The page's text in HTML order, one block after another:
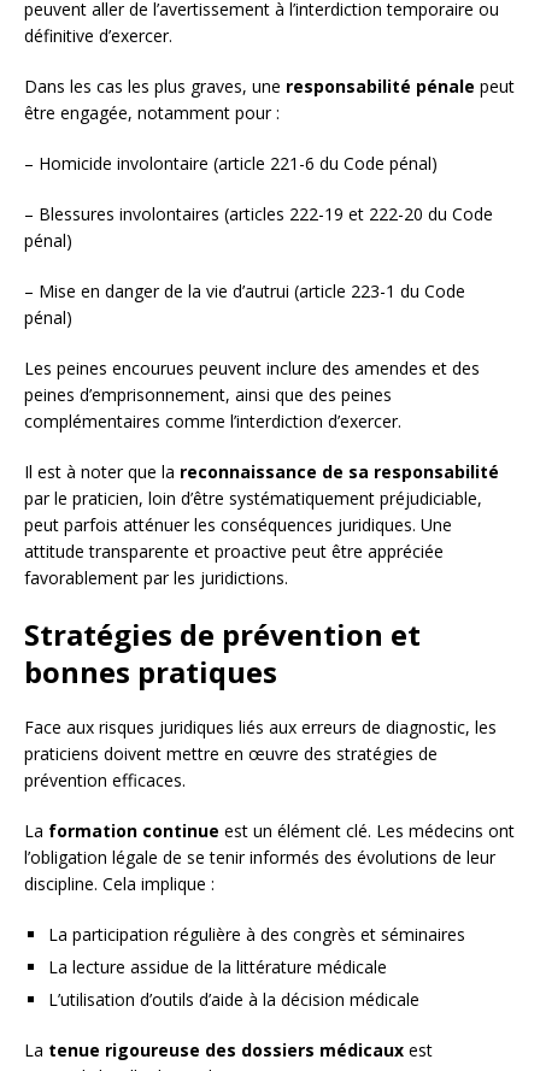
peuvent aller de l’avertissement à l’interdiction temporaire ou
définitive d’exercer.
Dans les cas les plus graves, une responsabilité pénale peut
être engagée, notamment pour :
– Homicide involontaire (article 221-6 du Code pénal)
– Blessures involontaires (articles 222-19 et 222-20 du Code
pénal)
– Mise en danger de la vie d’autrui (article 223-1 du Code
pénal)
Les peines encourues peuvent inclure des amendes et des
peines d’emprisonnement, ainsi que des peines
complémentaires comme l’interdiction d’exercer.
Il est à noter que la reconnaissance de sa responsabilité
par le praticien, loin d’être systématiquement préjudiciable,
peut parfois atténuer les conséquences juridiques. Une
attitude transparente et proactive peut être appréciée
favorablement par les juridictions.
Stratégies de prévention et
bonnes pratiques
Face aux risques juridiques liés aux erreurs de diagnostic, les
praticiens doivent mettre en œuvre des stratégies de
prévention efficaces.
La formation continue est un élément clé. Les médecins ont
l’obligation légale de se tenir informés des évolutions de leur
discipline. Cela implique :
La participation régulière à des congrès et séminaires
La lecture assidue de la littérature médicale
L’utilisation d’outils d’aide à la décision médicale
La tenue rigoureuse des dossiers médicaux est